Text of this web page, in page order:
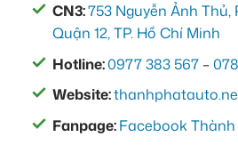
CN3:753 Nguyễn Ảnh
Quận 12, TP. Hồ Chí Minh
Hotline:0977 383 567 –
Website:
Fanpage:Facebook